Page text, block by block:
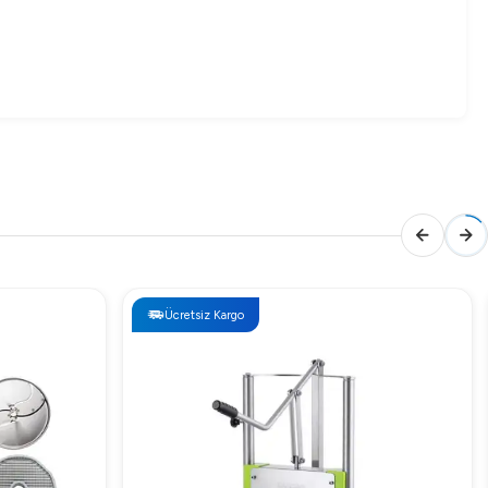
değişkenlere bağlı olarak güncellenmektedir. Size
Homojen ısı dağılımı sayesinde yiyeceklerin her
yükseltmektedir.
Ücretsiz Kargo